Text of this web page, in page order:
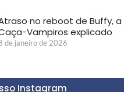
no reboot de Buffy, a
Vampiros explicado
de janeiro de 2026
Instagram